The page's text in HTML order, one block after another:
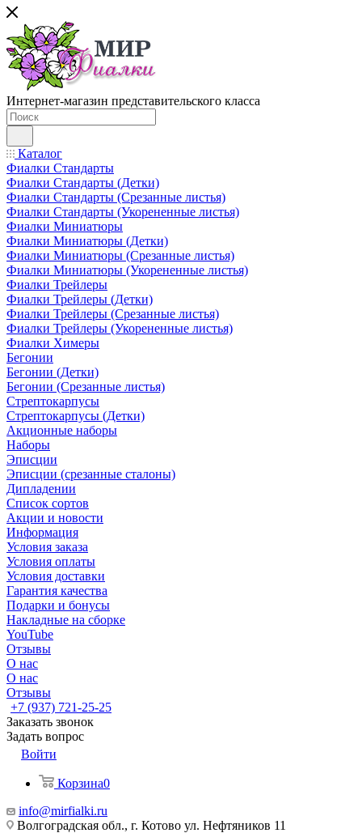
Интернет-магазин представительского класса
Каталог
Фиалки Стандарты
Фиалки Стандарты (Детки)
Фиалки Стандарты (Срезанные листья)
Фиалки Стандарты (Укорененные листья)
Фиалки Миниатюры
Фиалки Миниатюры (Детки)
Фиалки Миниатюры (Срезанные листья)
Фиалки Миниатюры (Укорененные листья)
Фиалки Трейлеры
Фиалки Трейлеры (Детки)
Фиалки Трейлеры (Срезанные листья)
Фиалки Трейлеры (Укорененные листья)
Фиалки Химеры
Бегонии
Бегонии (Детки)
Бегонии (Срезанные листья)
Стрептокарпусы
Стрептокарпусы (Детки)
Акционные наборы
Наборы
Эписции
Эписции (срезанные сталоны)
Дипладении
Список сортов
Акции и новости
Информация
Условия заказа
Условия оплаты
Условия доставки
Гарантия качества
Подарки и бонусы
Накладные на сборке
YouTube
Отзывы
О нас
О нас
Отзывы
+7 (937) 721-25-25
Заказать звонок
Задать вопрос
Войти
Корзина0
info@mirfialki.ru
Волгоградская обл., г. Котово ул. Нефтяников 11